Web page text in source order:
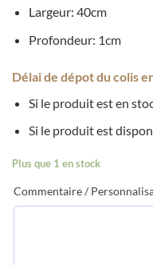
Largeur: 40cm
Profondeur: 1cm
Délai de dépot du colis
Si le produit est en
Si le produit est
Plus que 1 en stock
Commentaire /